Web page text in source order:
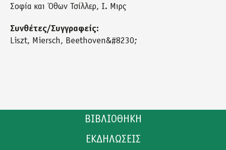
ΒΙΒΛΙΟΘΗΚΗ
ΚΑΤΑΛΟΓΟΣ
ΕΚΔΗΛΩΣΕΙΣ
Σοφία και Όθων Τσίλλερ, Ι. Μιρς
Συνθέτες/Συγγραφείς:
Liszt, Miersch, Beethoven&#8230;